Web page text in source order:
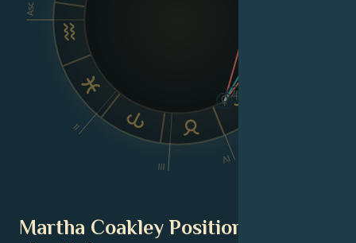
Asc
II
III
IV
Martha Coakley Position